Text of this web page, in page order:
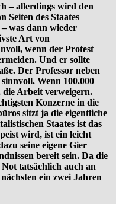
– allerdings wird den
Seiten des Staates
was dann wieder
Art von
wenn der Protest
Und er sollte
Der Professor neben
Wenn 100.000
die Arbeit verweigern.
Konzerne in die
sitzt ja die eigentliche
Staates ist das
wird, ist ein leicht
seine eigene Gier
bereit sein. Da die
tatsächlich auch an
ein zwei Jahren